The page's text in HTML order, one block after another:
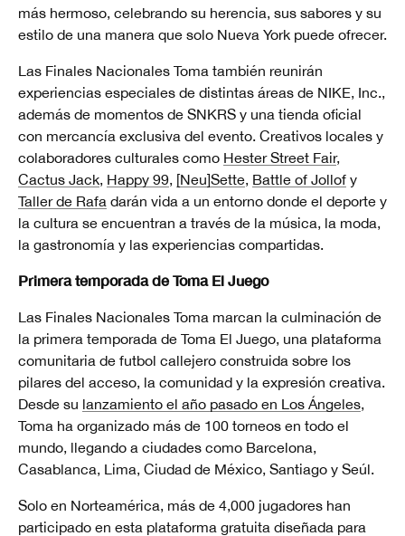
más hermoso, celebrando su herencia, sus sabores y su
estilo de una manera que solo Nueva York puede ofrecer.
Las Finales Nacionales Toma también reunirán
experiencias especiales de distintas áreas de NIKE, Inc.,
además de momentos de SNKRS y una tienda oficial
con mercancía exclusiva del evento. Creativos locales y
colaboradores culturales como Hester Street Fair,
Cactus Jack, Happy 99, [Neu]Sette, Battle of Jollof y
Taller de Rafa darán vida a un entorno donde el deporte y
la cultura se encuentran a través de la música, la moda,
la gastronomía y las experiencias compartidas.
Primera temporada de Toma El Juego
Las Finales Nacionales Toma marcan la culminación de
la primera temporada de Toma El Juego, una plataforma
comunitaria de futbol callejero construida sobre los
pilares del acceso, la comunidad y la expresión creativa.
Desde su lanzamiento el año pasado en Los Ángeles,
Toma ha organizado más de 100 torneos en todo el
mundo, llegando a ciudades como Barcelona,
Casablanca, Lima, Ciudad de México, Santiago y Seúl.
Solo en Norteamérica, más de 4,000 jugadores han
participado en esta plataforma gratuita diseñada para